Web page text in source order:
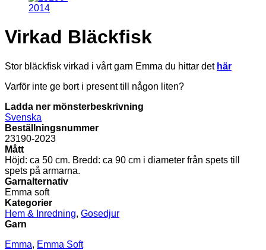
Virkad Bläckfisk
Stor bläckfisk virkad i vårt garn Emma du hittar det här
Varför inte ge bort i present till någon liten?
Ladda ner mönsterbeskrivning
Svenska
Beställningsnummer
23190-2023
Mått
Höjd: ca 50 cm. Bredd: ca 90 cm i diameter från spets till
spets på armarna.
Garnalternativ
Emma soft
Kategorier
Hem & Inredning, Gosedjur
Garn
Emma, Emma Soft